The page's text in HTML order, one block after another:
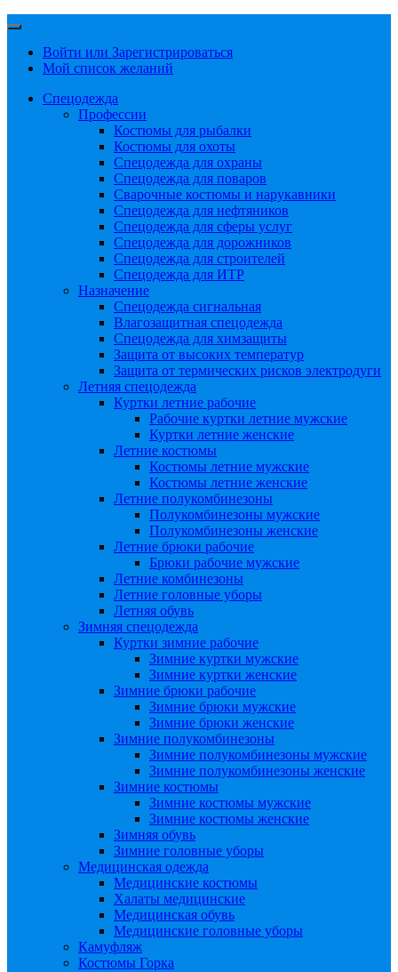
Войти или Зарегистрироваться
Мой список желаний
Спецодежда
Профессии
Костюмы для рыбалки
Костюмы для охоты
Спецодежда для охраны
Спецодежда для поваров
Сварочные костюмы и нарукавники
Спецодежда для нефтяников
Спецодежда для сферы услуг
Спецодежда для дорожников
Спецодежда для строителей
Спецодежда для ИТР
Назначение
Спецодежда сигнальная
Влагозащитная спецодежда
Спецодежда для химзащиты
Защита от высоких температур
Защита от термических рисков электродуги
Летняя спецодежда
Куртки летние рабочие
Рабочие куртки летние мужские
Куртки летние женские
Летние костюмы
Костюмы летние мужские
Костюмы летние женские
Летние полукомбинезоны
Полукомбинезоны мужские
Полукомбинезоны женские
Летние брюки рабочие
Брюки рабочие мужские
Летние комбинезоны
Летние головные уборы
Летняя обувь
Зимняя спецодежда
Куртки зимние рабочие
Зимние куртки мужские
Зимние куртки женские
Зимние брюки рабочие
Зимние брюки мужские
Зимние брюки женские
Зимние полукомбинезоны
Зимние полукомбинезоны мужские
Зимние полукомбинезоны женские
Зимние костюмы
Зимние костюмы мужские
Зимние костюмы женские
Зимняя обувь
Зимние головные уборы
Медицинская одежда
Медицинские костюмы
Халаты медицинские
Медицинская обувь
Медицинские головные уборы
Камуфляж
Костюмы Горка